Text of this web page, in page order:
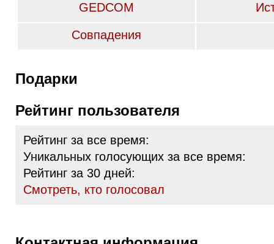
GEDCOM
Совпадения
Подарки
Рейтинг пользователя
Рейтинг за все время:
Уникальных голосующих за все время:
Рейтинг за 30 дней:
Cмотреть, кто голосовал